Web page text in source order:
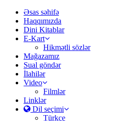
Əsas səhifə
Haqqımızda
Dini Kitablar
E-Kart
Hikmətli sözlər
Mağazamız
Sual göndər
İlahilər
Video
Filmlər
Linklər
Dil seçimi
Türkce